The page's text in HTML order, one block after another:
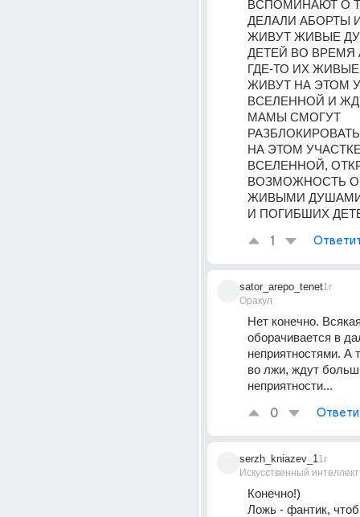
ВСПОМИНАЮТ О
ДЕЛАЛИ АБОРТЫ
ЖИВУТ ЖИВЫЕ
ДЕТЕЙ ВО ВРЕМЯ
ГДЕ-ТО ИХ
ЖИВУТ НА ЭТОМ
ВСЕЛЕННОЙ И
МАМЫ СМОГУТ
НА ЭТОМ
ВСЕЛЕННОЙ,
ВОЗМОЖНОСТЬ
ЖИВЫМИ
И ПОГИБШИХ
1
sator_arepo_tenet
Оракул
1г
Нет конечно.
оборачивается в
неприятностями. А
во лжи, ждут
неприятности...
0
serzh_kniazev_1
Искусственный интеллект
1г
Конечно!)
Ложь - фантик,